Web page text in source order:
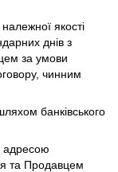
якості
днів з
за умови
чинним
банківського
адресою
та Продавцем